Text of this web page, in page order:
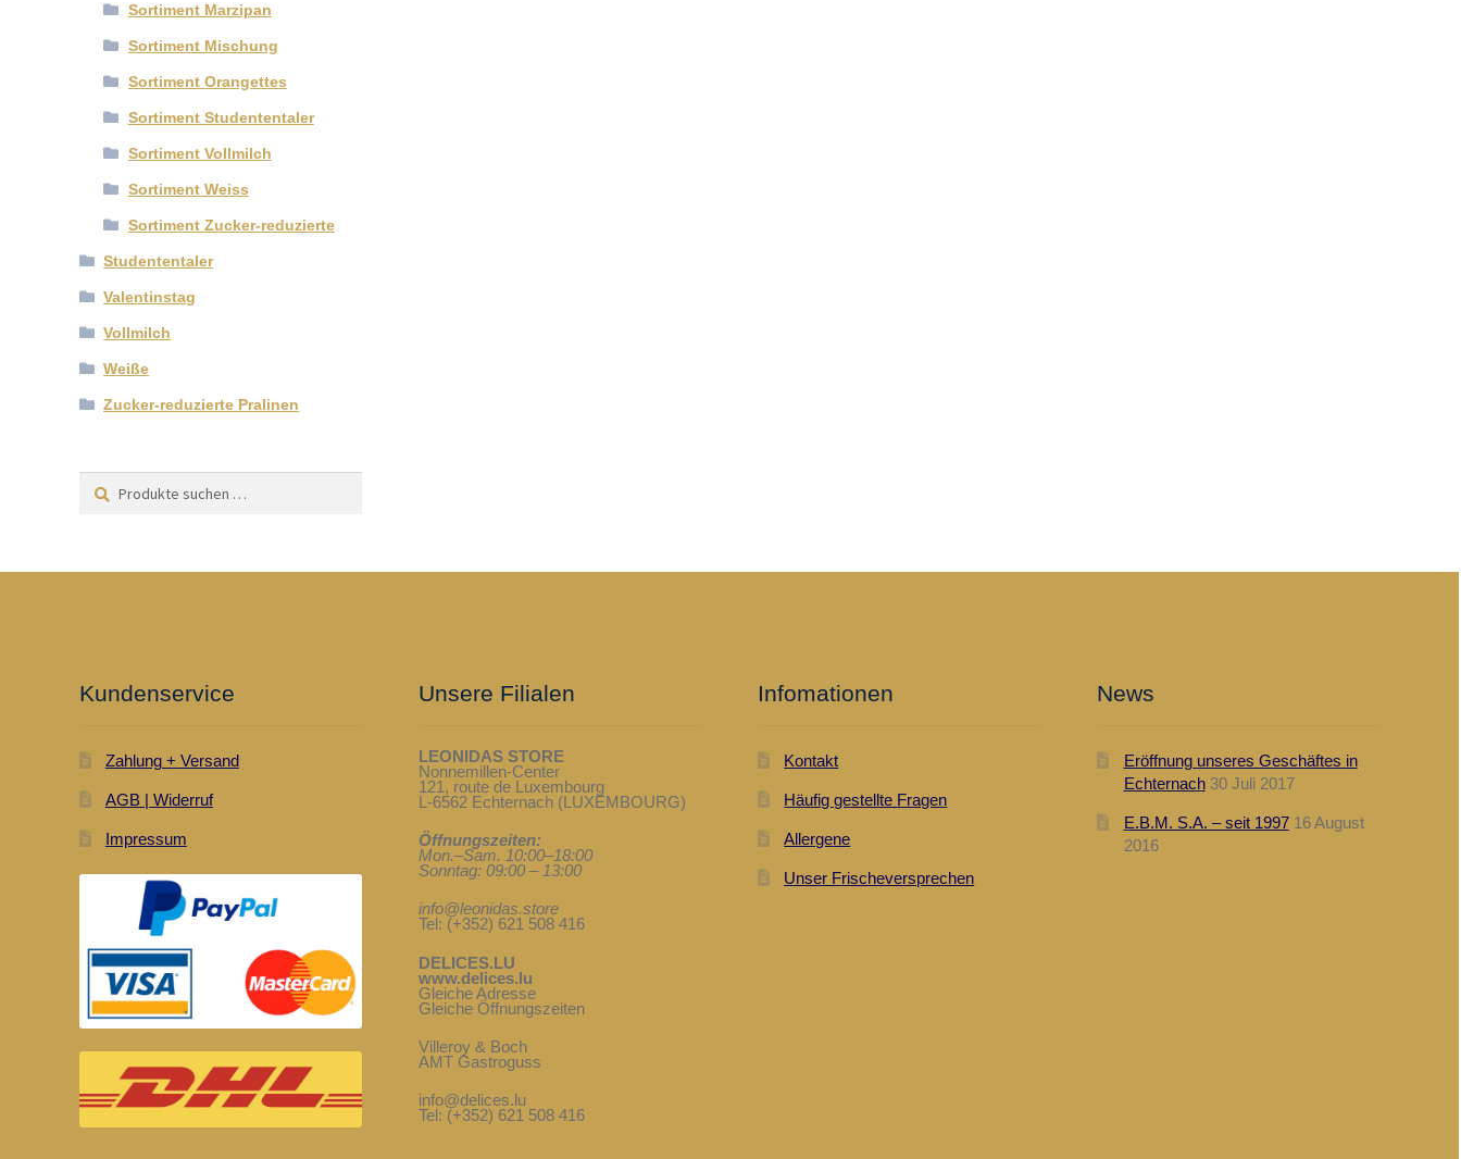
Sortiment Marzipan
Sortiment Mischung
Sortiment Orangettes
Sortiment Studententaler
Sortiment Vollmilch
Sortiment Weiss
Sortiment Zucker-reduzierte
Studententaler
Valentinstag
Vollmilch
Weiße
Zucker-reduzierte Pralinen
Suchen
Suchen
Kundenservice
Zahlung + Versand
AGB | Widerruf
Impressum
Unsere Filialen
LEONIDAS STORE
Nonnemillen-Center
121, route de Luxembourg
L-6562 Echternach (LUXEMBOURG)
Öffnungszeiten:
Mon.–Sam. 10:00–18:00
Sonntag: 09:00 – 13:00
info@leonidas.store
Tel: (+352) 621 508 416
DELICES.LU
www.delices.lu
Gleiche Adresse
Gleiche Öffnungszeiten
Villeroy & Boch
AMT Gastroguss
info@delices.lu
Tel: (+352) 621 508 416
Infomationen
Kontakt
Häufig gestellte Fragen
Allergene
Unser Frischeversprechen
News
Eröffnung unseres Geschäftes in
Echternach 30 Juli 2017
E.B.M. S.A. – seit 1997 16 August
2016